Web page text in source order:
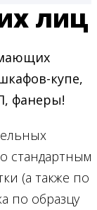
лиц
купе,
фанеры!
стандартным
(а также по
по образцу